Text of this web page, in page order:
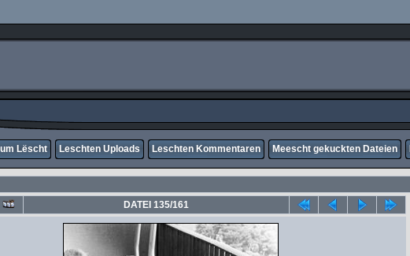
Lëscht Leschten Uploads Leschten Kommentaren Meescht gekuckten Dateien
DATEI 135/161